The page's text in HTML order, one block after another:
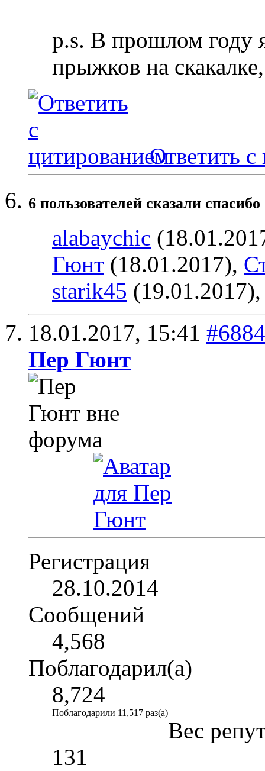
p.s. В прошлом году
прыжков на
Ответить с
6 пользователей сказали
alabaychic
Гюнт (18.01.2017),
starik45
18.01.2017, 15:41 #6884
Пер Гюнт
Регистрация
28.10.2014
Сообщений
4,568
Поблагодарил(а)
8,724
Поблагодарили 11,517 раз(а)
Вес
131